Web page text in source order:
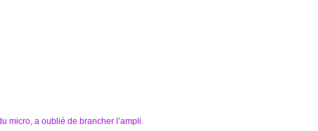
micro, a oublié de brancher l’ampli.